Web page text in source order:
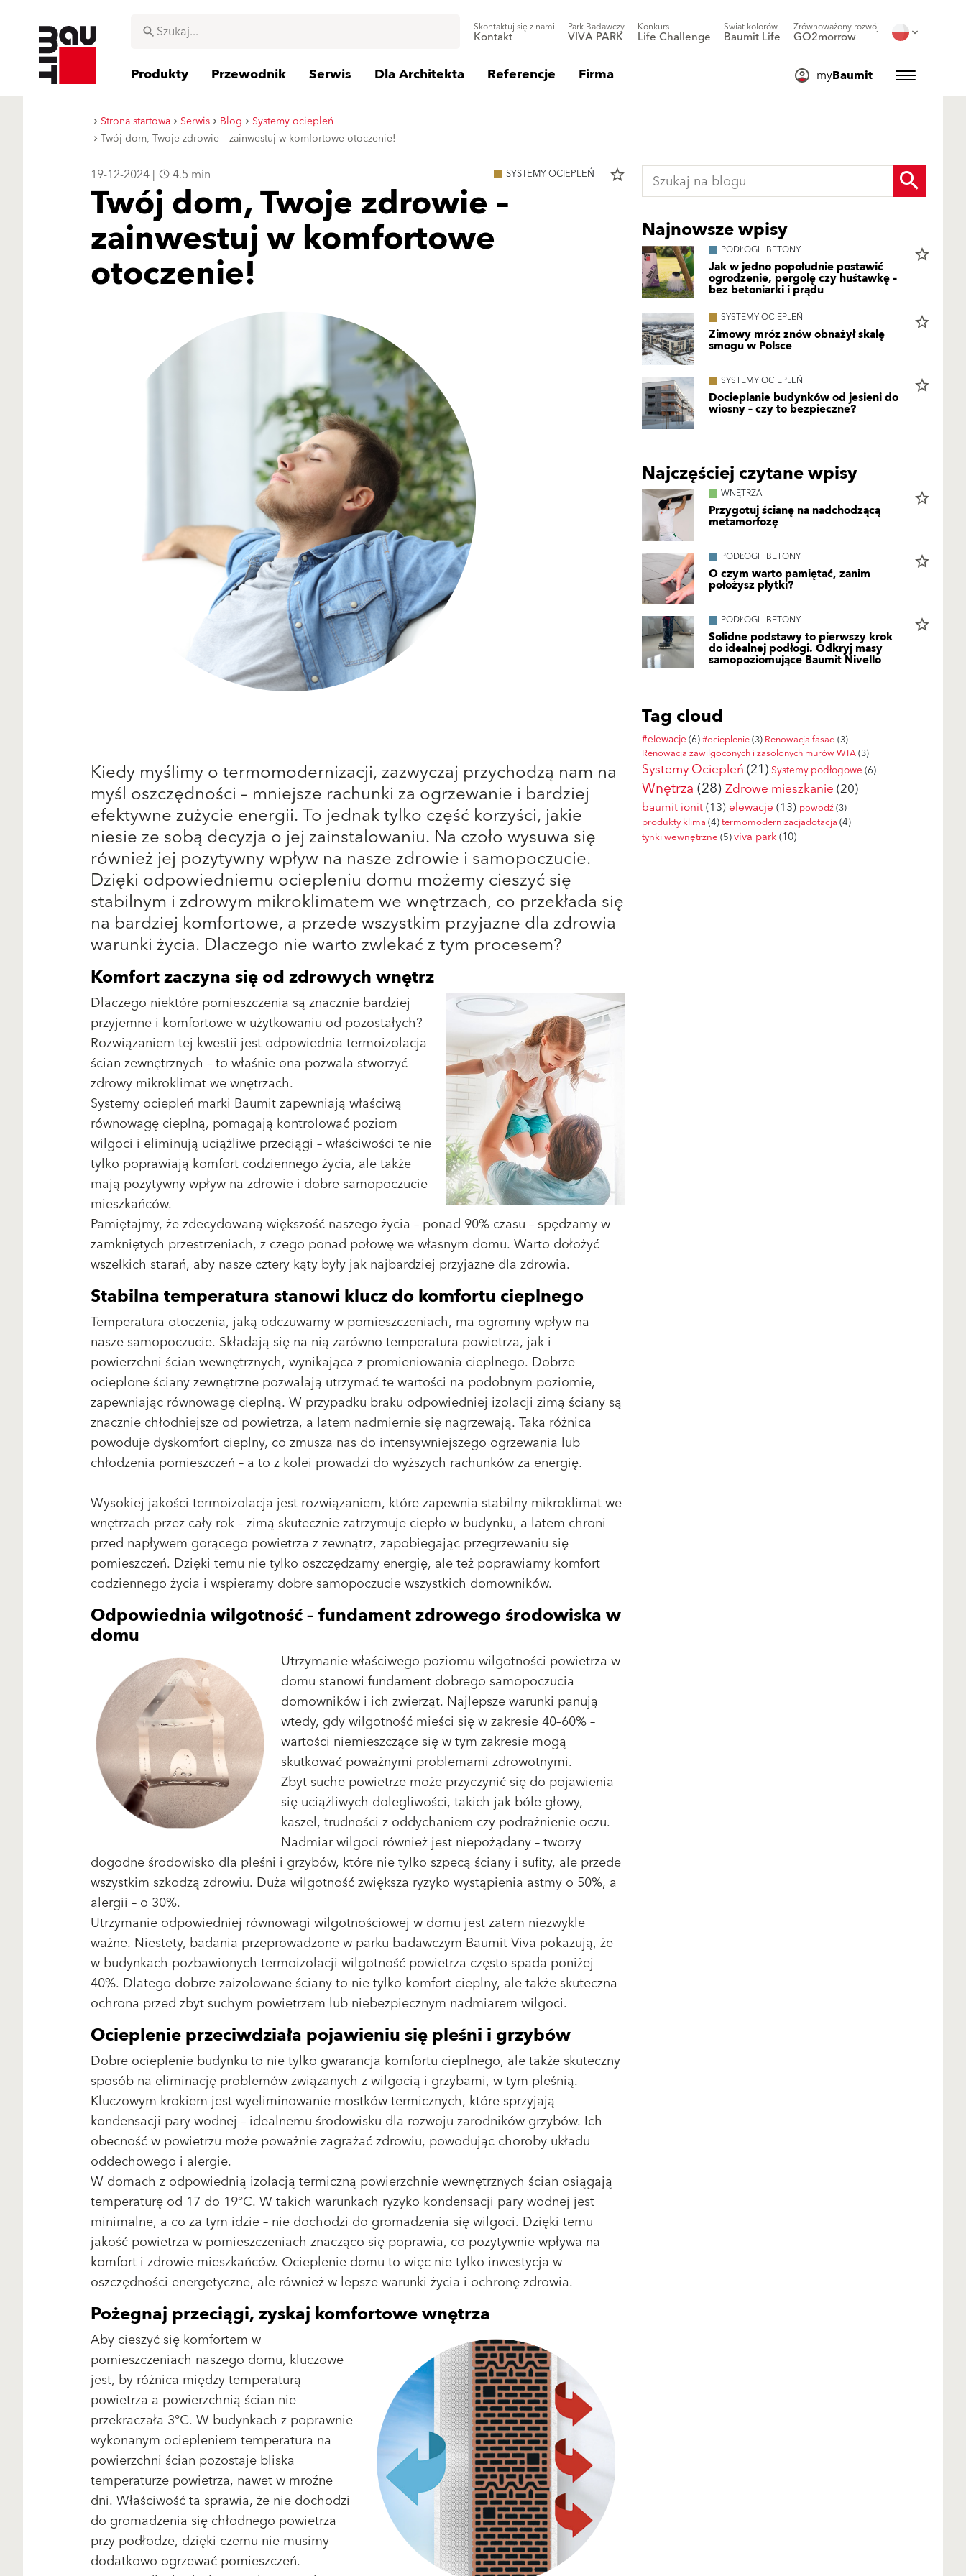
Skontaktuj się z nami
Kontakt
Park Badawczy
VIVA PARK
Konkurs
Life Challenge
Świat kolorów
Baumit Life
Zrównoważony rozwój
GO2morrow
Produkty Przewodnik Serwis Dla Architekta Referencje Firma myBaumit
Strona startowa Serwis Blog
Systemy ociepleń
Twój dom, Twoje zdrowie – zainwestuj w komfortowe otoczenie!
19-12-2024 | 4.5 min SYSTEMY OCIEPLEŃ star_border
Twój dom, Twoje zdrowie –
zainwestuj w komfortowe
otoczenie!
Kiedy myślimy o termomodernizacji, zazwyczaj przychodzą nam na
myśl oszczędności – mniejsze rachunki za ogrzewanie i bardziej
efektywne zużycie energii. To jednak tylko część korzyści, jakie
niesie ze sobą decyzja o jej zainstalowaniu. Na czoło wysuwa się
również jej pozytywny wpływ na nasze zdrowie i samopoczucie.
Dzięki odpowiedniemu ociepleniu domu możemy cieszyć się
stabilnym i zdrowym mikroklimatem we wnętrzach, co przekłada się
na bardziej komfortowe, a przede wszystkim przyjazne dla zdrowia
warunki życia. Dlaczego nie warto zwlekać z tym procesem?
Komfort zaczyna się od zdrowych wnętrz
Dlaczego niektóre pomieszczenia są znacznie bardziej
przyjemne i komfortowe w użytkowaniu od pozostałych?
Rozwiązaniem tej kwestii jest odpowiednia termoizolacja
ścian zewnętrznych – to właśnie ona pozwala stworzyć
zdrowy mikroklimat we wnętrzach.
Systemy ociepleń marki Baumit zapewniają właściwą
równowagę cieplną, pomagają kontrolować poziom
wilgoci i eliminują uciążliwe przeciągi – właściwości te nie
tylko poprawiają komfort codziennego życia, ale także
mają pozytywny wpływ na zdrowie i dobre samopoczucie
mieszkańców.
Pamiętajmy, że zdecydowaną większość naszego życia – ponad 90% czasu – spędzamy w
zamkniętych przestrzeniach, z czego ponad połowę we własnym domu. Warto dołożyć
wszelkich starań, aby nasze cztery kąty były jak najbardziej przyjazne dla zdrowia.
Stabilna temperatura stanowi klucz do komfortu cieplnego
Temperatura otoczenia, jaką odczuwamy w pomieszczeniach, ma ogromny wpływ na
nasze samopoczucie. Składają się na nią zarówno temperatura powietrza, jak i
powierzchni ścian wewnętrznych, wynikająca z promieniowania cieplnego. Dobrze
ocieplone ściany zewnętrzne pozwalają utrzymać te wartości na podobnym poziomie,
zapewniając równowagę cieplną. W przypadku braku odpowiedniej izolacji zimą ściany są
znacznie chłodniejsze od powietrza, a latem nadmiernie się nagrzewają. Taka różnica
powoduje dyskomfort cieplny, co zmusza nas do intensywniejszego ogrzewania lub
chłodzenia pomieszczeń – a to z kolei prowadzi do wyższych rachunków za energię.
Wysokiej jakości termoizolacja jest rozwiązaniem, które zapewnia stabilny mikroklimat we
wnętrzach przez cały rok – zimą skutecznie zatrzymuje ciepło w budynku, a latem chroni
przed napływem gorącego powietrza z zewnątrz, zapobiegając przegrzewaniu się
pomieszczeń. Dzięki temu nie tylko oszczędzamy energię, ale też poprawiamy komfort
codziennego życia i wspieramy dobre samopoczucie wszystkich domowników.
Odpowiednia wilgotność – fundament zdrowego środowiska w
domu
Utrzymanie właściwego poziomu wilgotności powietrza w
domu stanowi fundament dobrego samopoczucia
domowników i ich zwierząt. Najlepsze warunki panują
wtedy, gdy wilgotność mieści się w zakresie 40–60% –
wartości niemieszczące się w tym zakresie mogą
skutkować poważnymi problemami zdrowotnymi.
Zbyt suche powietrze może przyczynić się do pojawienia
się uciążliwych dolegliwości, takich jak bóle głowy,
kaszel, trudności z oddychaniem czy podrażnienie oczu.
Nadmiar wilgoci również jest niepożądany – tworzy
dogodne środowisko dla pleśni i grzybów, które nie tylko szpecą ściany i sufity, ale przede
wszystkim szkodzą zdrowiu. Duża wilgotność zwiększa ryzyko wystąpienia astmy o 50%, a
alergii – o 30%.
Utrzymanie odpowiedniej równowagi wilgotnościowej w domu jest zatem niezwykle
ważne. Niestety, badania przeprowadzone w parku badawczym Baumit Viva pokazują, że
w budynkach pozbawionych termoizolacji wilgotność powietrza często spada poniżej
40%. Dlatego dobrze zaizolowane ściany to nie tylko komfort cieplny, ale także skuteczna
ochrona przed zbyt suchym powietrzem lub niebezpiecznym nadmiarem wilgoci.
Ocieplenie przeciwdziała pojawieniu się pleśni i grzybów
Dobre ocieplenie budynku to nie tylko gwarancja komfortu cieplnego, ale także skuteczny
sposób na eliminację problemów związanych z wilgocią i grzybami, w tym pleśnią.
Kluczowym krokiem jest wyeliminowanie mostków termicznych, które sprzyjają
kondensacji pary wodnej – idealnemu środowisku dla rozwoju zarodników grzybów. Ich
obecność w powietrzu może poważnie zagrażać zdrowiu, powodując choroby układu
oddechowego i alergie.
W domach z odpowiednią izolacją termiczną powierzchnie wewnętrznych ścian osiągają
temperaturę od 17 do 19°C. W takich warunkach ryzyko kondensacji pary wodnej jest
minimalne, a co za tym idzie – nie dochodzi do gromadzenia się wilgoci. Dzięki temu
jakość powietrza w pomieszczeniach znacząco się poprawia, co pozytywnie wpływa na
komfort i zdrowie mieszkańców. Ocieplenie domu to więc nie tylko inwestycja w
oszczędności energetyczne, ale również w lepsze warunki życia i ochronę zdrowia.
Pożegnaj przeciągi, zyskaj komfortowe wnętrza
Aby cieszyć się komfortem w
pomieszczeniach naszego domu, kluczowe
jest, by różnica między temperaturą
powietrza a powierzchnią ścian nie
przekraczała 3°C. W budynkach z poprawnie
wykonanym ociepleniem temperatura na
powierzchni ścian pozostaje bliska
temperaturze powietrza, nawet w mroźne
dni. Właściwość ta sprawia, że nie dochodzi
do gromadzenia się chłodnego powietrza
przy podłodze, dzięki czemu nie musimy
dodatkowo ogrzewać pomieszczeń.
Najnowsze wpisy
PODŁOGI I BETONY
Jak w jedno popołudnie postawić
ogrodzenie, pergolę czy huśtawkę –
bez betoniarki i prądu
star_border
SYSTEMY OCIEPLEŃ
Zimowy mróz znów obnażył skalę
smogu w Polsce
star_border
SYSTEMY OCIEPLEŃ
Docieplanie budynków od jesieni do
wiosny – czy to bezpieczne?
star_border
Najczęściej czytane wpisy
WNĘTRZA
Przygotuj ścianę na nadchodzącą
metamorfozę
star_border
PODŁOGI I BETONY
O czym warto pamiętać, zanim
położysz płytki?
star_border
PODŁOGI I BETONY
Solidne podstawy to pierwszy krok
do idealnej podłogi. Odkryj masy
samopoziomujące Baumit Nivello
star_border
Tag cloud
#elewacje(6)#ocieplenie(3)Renowacja fasad(3)
Renowacja zawilgoconych i zasolonych murów WTA(3)
Systemy Ociepleń(21) Systemy podłogowe(6)
Wnętrza(28)Zdrowe mieszkanie(20)
baumit ionit(13) elewacje(13) powodź(3)
produkty klima(4)termomodernizacjadotacja(4)
tynki wewnętrzne(5)viva park(10)